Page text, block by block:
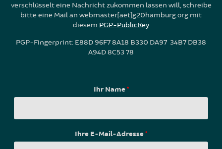
verschlüsselt eine Nachricht zukommen lassen will, schreibe
bitte eine Mail an webmaster[aet]g20hamburg.org mit
diesem PGP-PublicKey
PGP-Fingerprint: E88D 96F7 8A18 B330 DA97 34B7 DB38
A94D 8C53 78
Ihr Name*
Ihre E-Mail-Adresse*